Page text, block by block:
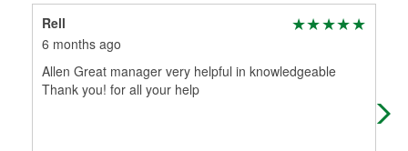
Rell
6 months ago
Allen Great manager very helpful in knowledgeable
Thank you! for all your help